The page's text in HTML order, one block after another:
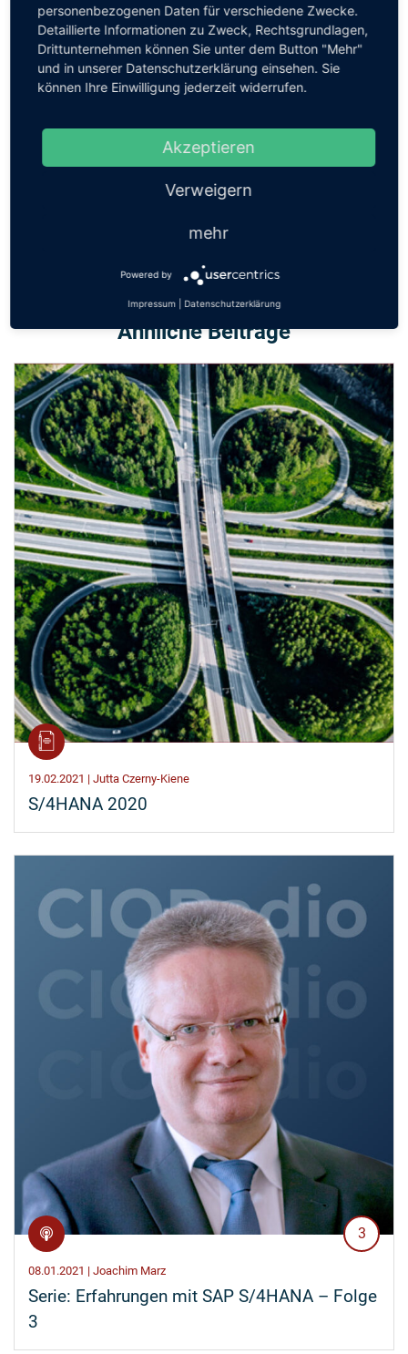
Fragen, Feedback und Kommentare zu diesem Beitrag
senden Sie bitte ankontakt@acent.de
Ähnliche Beiträge
19.02.2021 | Jutta Czerny-Kiene
S/4HANA 2020
3
08.01.2021 | Joachim Marz
Serie: Erfahrungen mit SAP S/4HANA – Folge
3
personenbezogenen Daten für verschiedene Zwecke.
Detaillierte Informationen zu Zweck, Rechtsgrundlagen,
Drittunternehmen können Sie unter dem Button "Mehr"
und in unserer Datenschutzerklärung einsehen. Sie
können Ihre Einwilligung jederzeit widerrufen.
Akzeptieren
Verweigern
mehr
Powered by
Impressum Datenschutzerklärung